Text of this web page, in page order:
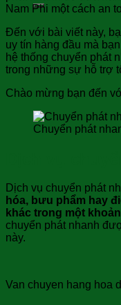
Nam Phi một cách an
Đến với bài viết này,
uy tín hàng đầu mà
hệ thống chuyển phát
trong những sự hỗ trợ
Chào mừng bạn đến
Chuyển phát
Dịch vụ chuyển phát
hóa, bưu phẩm hay
khác trong một
chuyển phát nhanh
này.
Van chuyen hang hoa